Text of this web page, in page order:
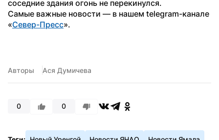
соседние здания огонь не перекинулся.
Самые важные новости — в нашем telegram-канале
«Север-Пресс».
Авторы Ася Думичева
0 0